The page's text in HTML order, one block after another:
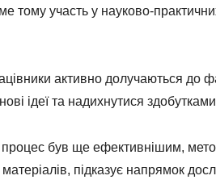
тому участь у науково-
активно долучаються до
ідеї та надихнутися
був ще ефективнішим,
матеріалів, підказує напрямок